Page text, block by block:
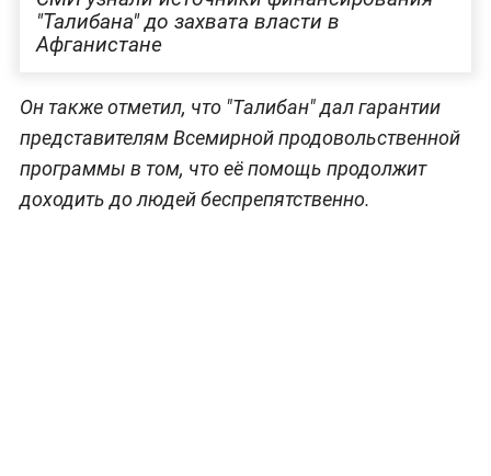
"Талибана" до захвата власти в
Афганистане
Он также отметил, что "Талибан" дал гарантии
представителям Всемирной продовольственной
программы в том, что её помощь продолжит
доходить до людей беспрепятственно.